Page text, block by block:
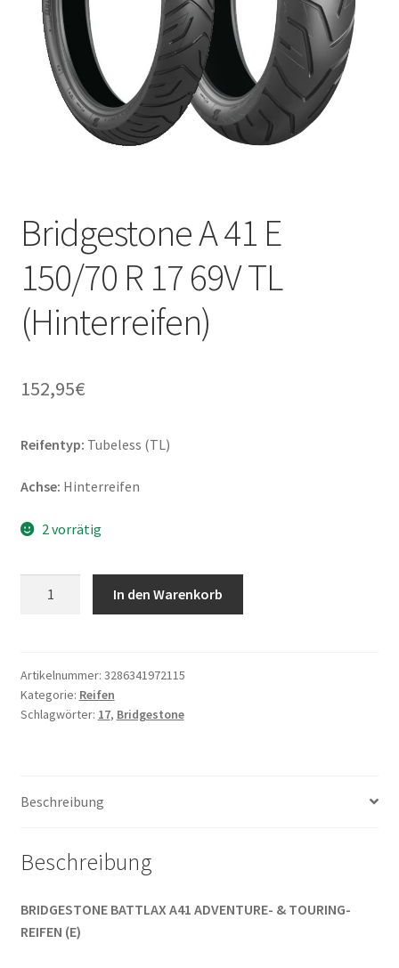
Bridgestone A 41 E
150/70 R 17 69V TL
(Hinterreifen)
152,95€
Reifentyp: Tubeless (TL)
Achse: Hinterreifen
2 vorrätig
150/70
R
17
Menge
In den Warenkorb
Artikelnummer: 3286341972115
Kategorie: Reifen
Schlagwörter: 17, Bridgestone
Beschreibung
Beschreibung
BRIDGESTONE BATTLAX A41 ADVENTURE- & TOURING-
REIFEN (E)